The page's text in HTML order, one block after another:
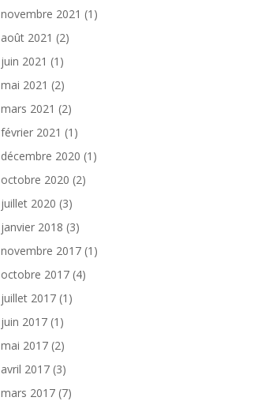
novembre 2021 (1)
août 2021 (2)
juin 2021 (1)
mai 2021 (2)
mars 2021 (2)
février 2021 (1)
décembre 2020 (1)
octobre 2020 (2)
juillet 2020 (3)
janvier 2018 (3)
novembre 2017 (1)
octobre 2017 (4)
juillet 2017 (1)
juin 2017 (1)
mai 2017 (2)
avril 2017 (3)
mars 2017 (7)